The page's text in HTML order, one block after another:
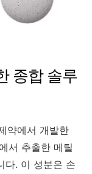
종합 솔루
약에서 개발한
서 추출한 메틸
다. 이 성분은 손